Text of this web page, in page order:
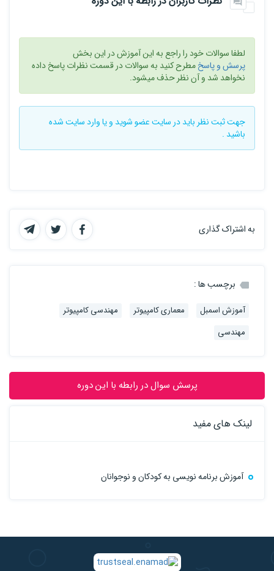
لطفا سوالات خود را راجع به این آموزش در این بخش
پرسش و پاسخمطرح کنید به سوالات در قسمت نظرات پاسخ داده
نخواهد شد و آن نظر حذف میشود.
جهت ثبت نظر باید در سایتعضو شوید و یاوارد سایتشده
باشید .
به اشتراک گذاری
برچسب ها :
آموزش اسمبل معماری کامپیوتر
مهندسی کامپیوتر
مهندسی
پرسش سوال در رابطه با این دوره
لینک های مفید
آموزش برنامه نویسی به کودکان و نوجوانان